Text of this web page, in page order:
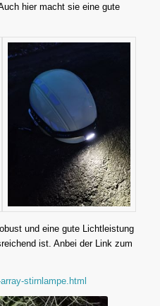
hier macht sie eine gute
und eine gute Lichtleistung
ist. Anbei der Link zum
stirnlampe.html